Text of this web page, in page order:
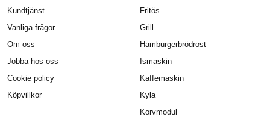
Kundtjänst
Vanliga frågor
Om oss
Jobba hos oss
Cookie policy
Köpvillkor
Fritös
Grill
Hamburgerbrödrost
Ismaskin
Kaffemaskin
Kyla
Korvmodul